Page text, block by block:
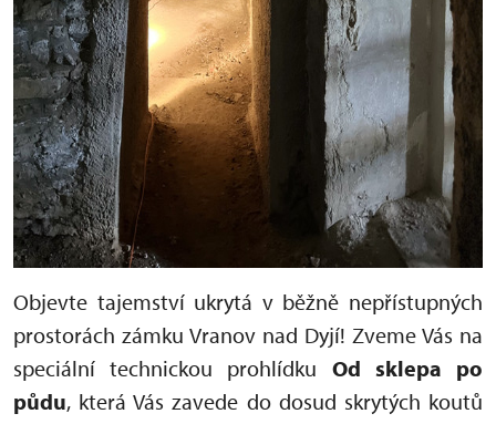
Objevte tajemství ukrytá v běžně nepřístupných
prostorách zámku Vranov nad Dyjí! Zveme Vás na
speciální technickou prohlídku Od sklepa po
půdu, která Vás zavede do dosud skrytých koutů